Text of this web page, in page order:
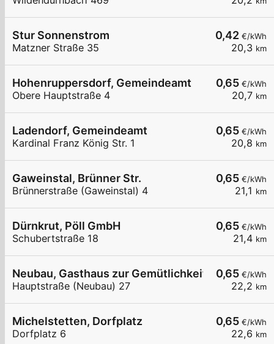
0,42 €/kWh
20,3 km
Stur Sonnenstrom
Matzner Straße 35
0,65 €/kWh
20,7 km
Hohenruppersdorf, Gemeindeamt
Obere Hauptstraße 4
0,65 €/kWh
20,8 km
Ladendorf, Gemeindeamt
Kardinal Franz König Str. 1
0,65 €/kWh
21,1 km
Gaweinstal, Brünner Str.
Brünnerstraße (Gaweinstal) 4
0,65 €/kWh
21,4 km
Dürnkrut, Pöll GmbH
Schubertstraße 18
0,65 €/kWh
22,2 km
Neubau, Gasthaus zur Gemütlichkeit
Hauptstraße (Neubau) 27
0,65 €/kWh
22,6 km
Michelstetten, Dorfplatz
Dorfplatz 6